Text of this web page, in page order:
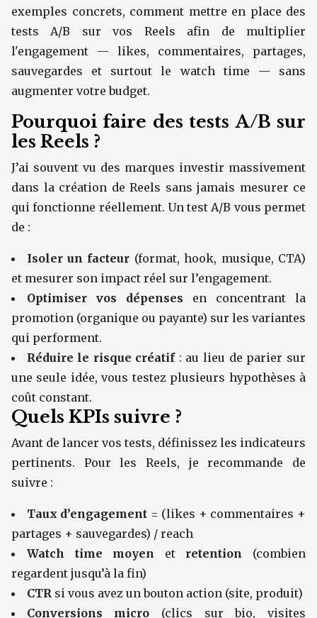
exemples concrets, comment mettre en place des
tests A/B sur vos Reels afin de multiplier
l'engagement — likes, commentaires, partages,
sauvegardes et surtout le watch time — sans
augmenter votre budget.
Pourquoi faire des tests A/B sur
les Reels ?
J’ai souvent vu des marques investir massivement
dans la création de Reels sans jamais mesurer ce
qui fonctionne réellement. Un test A/B vous permet
de :
Isoler un facteur (format, hook, musique, CTA)
et mesurer son impact réel sur l’engagement.
Optimiser vos dépenses en concentrant la
promotion (organique ou payante) sur les variantes
qui performent.
Réduire le risque créatif: au lieu de parier sur
une seule idée, vous testez plusieurs hypothèses à
coût constant.
Quels KPIs suivre ?
Avant de lancer vos tests, définissez les indicateurs
pertinents. Pour les Reels, je recommande de
suivre :
Taux d’engagement = (likes + commentaires +
partages + sauvegardes) / reach
Watch time moyen et retention (combien
regardent jusqu’à la fin)
CTR si vous avez un bouton action (site, produit)
Conversions micro (clics sur bio, visites